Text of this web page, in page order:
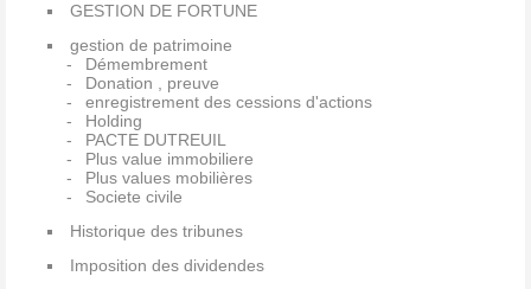
GESTION DE FORTUNE
gestion de patrimoine
Démembrement
Donation , preuve
enregistrement des cessions d'actions
Holding
PACTE DUTREUIL
Plus value immobiliere
Plus values mobilières
Societe civile
Historique des tribunes
Imposition des dividendes